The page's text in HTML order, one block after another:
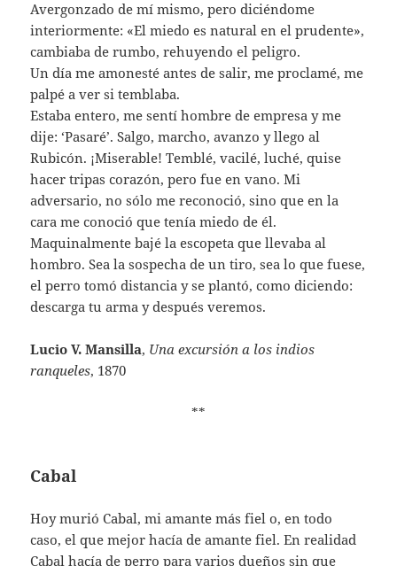
Avergonzado de mí mismo, pero diciéndome
interiormente: «El miedo es natural en el prudente»,
cambiaba de rumbo, rehuyendo el peligro.
Un día me amonesté antes de salir, me proclamé, me
palpé a ver si temblaba.
Estaba entero, me sentí hombre de empresa y me
dije: ‘Pasaré’. Salgo, marcho, avanzo y llego al
Rubicón. ¡Miserable! Temblé, vacilé, luché, quise
hacer tripas corazón, pero fue en vano. Mi
adversario, no sólo me reconoció, sino que en la
cara me conoció que tenía miedo de él.
Maquinalmente bajé la escopeta que llevaba al
hombro. Sea la sospecha de un tiro, sea lo que fuese,
el perro tomó distancia y se plantó, como diciendo:
descarga tu arma y después veremos.
Lucio V. Mansilla, Una excursión a los indios
ranqueles, 1870
**
Cabal
Hoy murió Cabal, mi amante más fiel o, en todo
caso, el que mejor hacía de amante fiel. En realidad
Cabal hacía de perro para varios dueños sin que